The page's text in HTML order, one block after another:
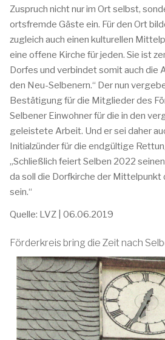
Zuspruch nicht nur im Ort selbst,
ortsfremde Gäste ein. Für den Ort
zugleich auch einen kulturellen
eine offene Kirche für jeden. Sie ist
Dorfes und verbindet somit auch die
den Neu-Selbenern.“ Der nun
Bestätigung für die Mitglieder des
Selbener Einwohner für die in den
geleistete Arbeit. Und er sei daher
Initialzünder für die endgültige
„Schließlich feiert Selben 2022
da soll die Dorfkirche der Mittelpunkt
sein.“
Quelle: LVZ | 06.06.2019
Förderkreis bring die Zeit nach